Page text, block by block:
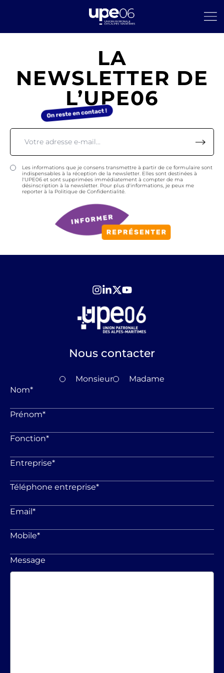
LA
NEWSLETTER DE
L’UPE06
Les informations que je consens transmettre à partir de ce formulaire sont
indispensables à la réception de la newsletter. Elles sont destinées à
l'UPE06 et sont supprimées immédiatement à compter de ma
désinscription à la newsletter. Pour plus d'informations, je peux me
reporter à la Politique de Confidentialité.
Nous contacter
Monsieur
Madame
Nom*
Prénom*
Fonction*
Entreprise*
Téléphone entreprise*
Email*
Mobile*
Message